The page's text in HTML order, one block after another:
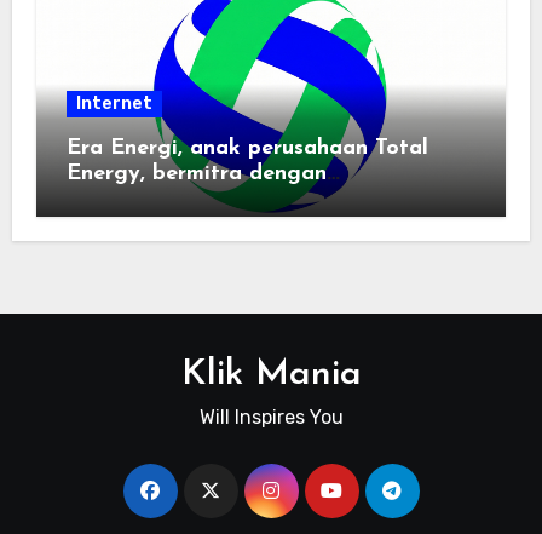
Internet
Era Energi, anak perusahaan Total
Energy, bermitra dengan
Zhuochuangtong untuk mempercepat
transisi energi Indonesia — raksasa
Klik Mania
Will Inspires You